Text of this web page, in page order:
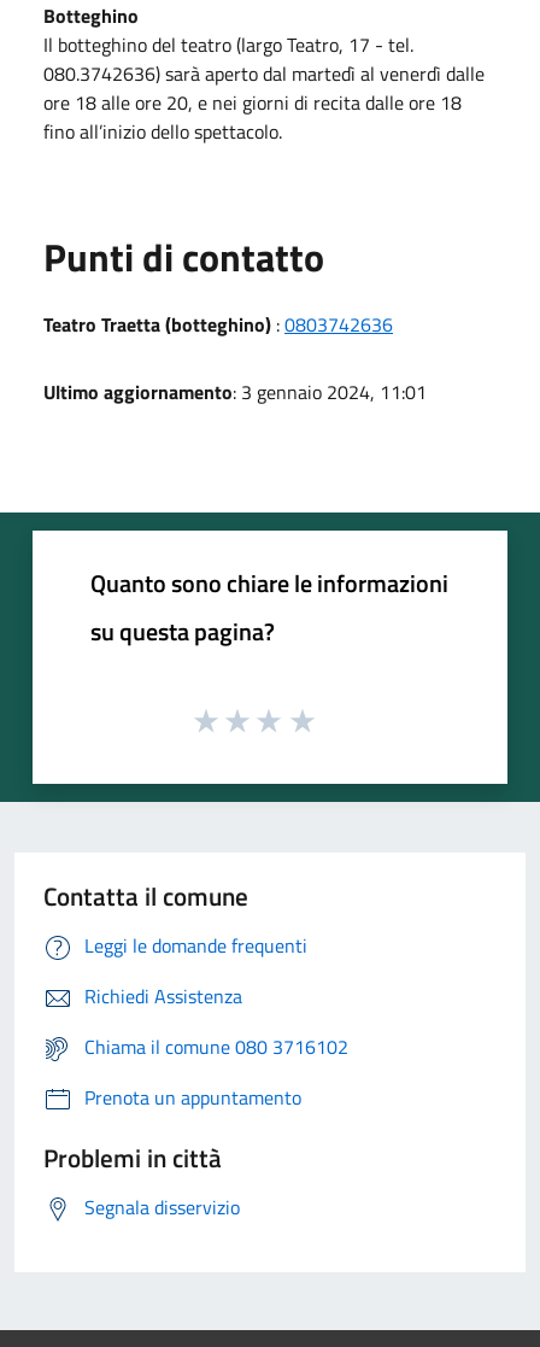
Botteghino
Il botteghino del teatro (largo Teatro, 17 - tel.
080.3742636) sarà aperto dal martedì al venerdì dalle
ore 18 alle ore 20, e nei giorni di recita dalle ore 18
fino all’inizio dello spettacolo.
Punti di contatto
Teatro Traetta (botteghino) :0803742636
Ultimo aggiornamento: 3 gennaio 2024, 11:01
Quanto sono chiare le informazioni
su questa pagina?
Contatta il comune
Leggi le domande frequenti
Richiedi Assistenza
Chiama il comune 080 3716102
Prenota un appuntamento
Problemi in città
Segnala disservizio